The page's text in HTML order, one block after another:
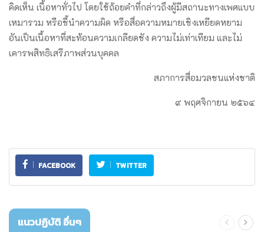
คิดเห็น เนื้อหาทั่วไป โดยใช้ถ้อยคำที่กล่าวถึงผู้มีสถานะทางเพศแบบ
เหมารวม หรือชี้นำความผิด หรือสื่อความหมายเชิงเหยียดหยาม
อันเป็นเนื้อหาที่สะท้อนความเกลียดชัง ความไม่เท่าเทียม และไม่
เคารพสิทธิเสรีภาพส่วนบุคคล
สภาการสื่อมวลชนแห่งชาติ
๙ พฤศจิกายน ๒๕๖๔
FACEBOOK TWITTER
แนวปฏิบัติ อื่นๆ